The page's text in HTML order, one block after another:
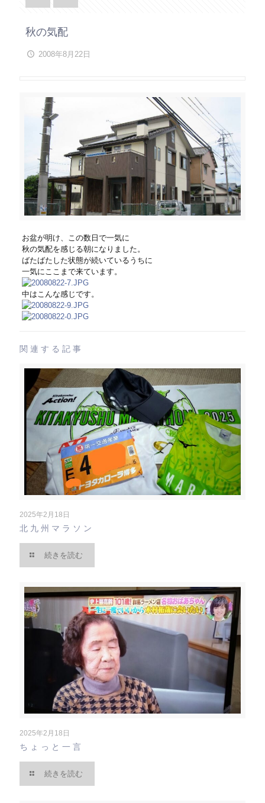
秋の気配
2008年8月22日
お盆が明け、この数日で一気に
秋の気配を感じる朝になりました。
ばたばたした状態が続いているうちに
一気にここまで来ています。
中はこんな感じです。
関連する記事
2025年2月18日
北九州マラソン
続きを読む
2025年2月18日
ちょっと一言
続きを読む